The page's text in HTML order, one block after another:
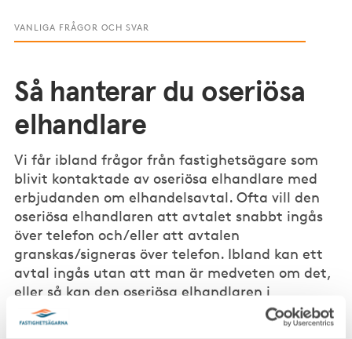
VANLIGA FRÅGOR OCH SVAR
Så hanterar du oseriösa
elhandlare
Vi får ibland frågor från fastighetsägare som
blivit kontaktade av oseriösa elhandlare med
erbjudanden om elhandelsavtal. Ofta vill den
oseriösa elhandlaren att avtalet snabbt ingås
över telefon och/eller att avtalen
granskas/signeras över telefon. Ibland kan ett
avtal ingås utan att man är medveten om det,
eller så kan den oseriösa elhandlaren i
efterhand påstå att ett avtal ingåtts, vilket
ofta är på väldigt oförmånliga villkor.